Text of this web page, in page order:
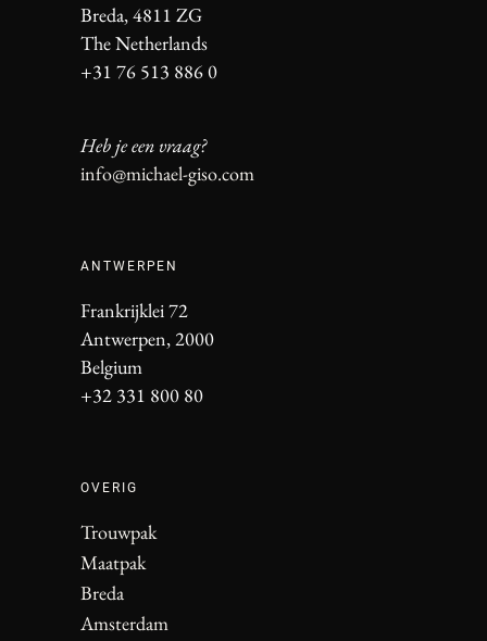
Breda, 4811 ZG
The Netherlands
+31 76 513 886 0
Heb je een vraag?
info@michael-giso.com
ANTWERPEN
Frankrijklei 72
Antwerpen, 2000
Belgium
+32 331 800 80
OVERIG
Trouwpak
Maatpak
Breda
Amsterdam